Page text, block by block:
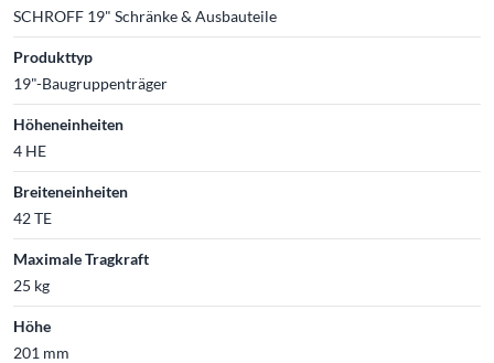
SCHROFF 19" Schränke & Ausbauteile
Produkttyp
19"-Baugruppenträger
Höheneinheiten
4 HE
Breiteneinheiten
42 TE
Maximale Tragkraft
25 kg
Höhe
201 mm